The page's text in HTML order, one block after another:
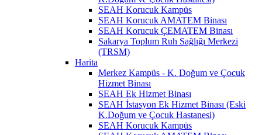
SEAH Korucuk Kampüs
SEAH Korucuk AMATEM Binası
SEAH Korucuk ÇEMATEM Binası
Sakarya Toplum Ruh Sağlığı Merkezi
(TRSM)
Harita
Merkez Kampüs - K. Doğum ve Çocuk
Hizmet Binası
SEAH Ek Hizmet Binası
SEAH İstasyon Ek Hizmet Binası (Eski
K.Doğum ve Çocuk Hastanesi)
SEAH Korucuk Kampüs